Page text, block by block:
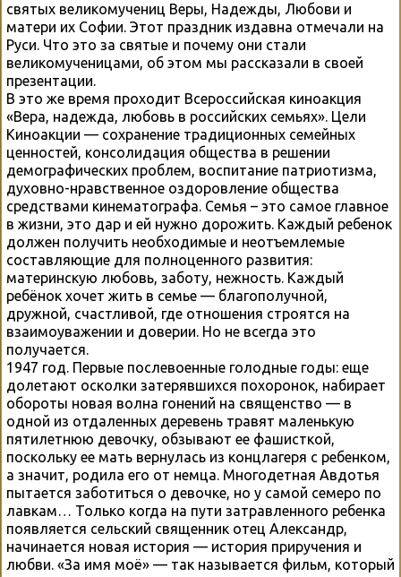
святых великомучениц Веры, Надежды, Любови и
матери их Софии. Этот праздник издавна отмечали на
Руси. Что это за святые и почему они стали
великомученицами, об этом мы рассказали в своей
презентации.
В это же время проходит Всероссийская киноакция
«Вера, надежда, любовь в российских семьях». Цели
Киноакции — сохранение традиционных семейных
ценностей, консолидация общества в решении
демографических проблем, воспитание патриотизма,
духовно-нравственное оздоровление общества
средствами кинематографа. Семья – это самое главное
в жизни, это дар и ей нужно дорожить. Каждый ребенок
должен получить необходимые и неотъемлемые
составляющие для полноценного развития:
материнскую любовь, заботу, нежность. Каждый
ребёнок хочет жить в семье — благополучной,
дружной, счастливой, где отношения строятся на
взаимоуважении и доверии. Но не всегда это
получается.
1947 год. Первые послевоенные голодные годы: еще
долетают осколки затерявшихся похоронок, набирает
обороты новая волна гонений на священство — в
одной из отдаленных деревень травят маленькую
пятилетнюю девочку, обзывают ее фашисткой,
поскольку ее мать вернулась из концлагеря с ребенком,
а значит, родила его от немца. Многодетная Авдотья
пытается заботиться о девочке, но у самой семеро по
лавкам… Только когда на пути затравленного ребенка
появляется сельский священник отец Александр,
начинается новая история — история приручения и
любви. «За имя моё» — так называется фильм, который